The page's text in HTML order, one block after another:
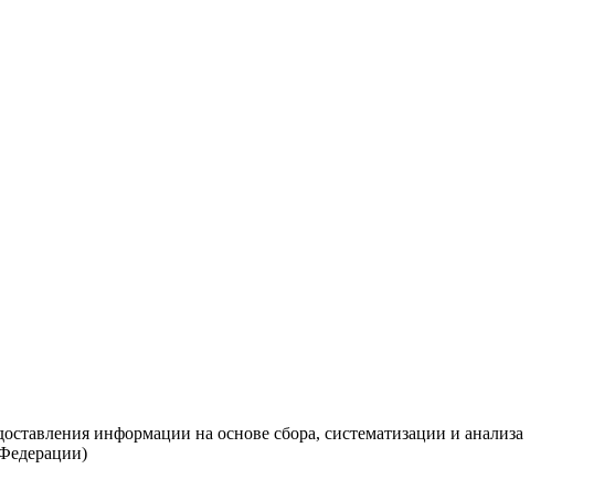
информации на основе сбора, систематизации и анализа